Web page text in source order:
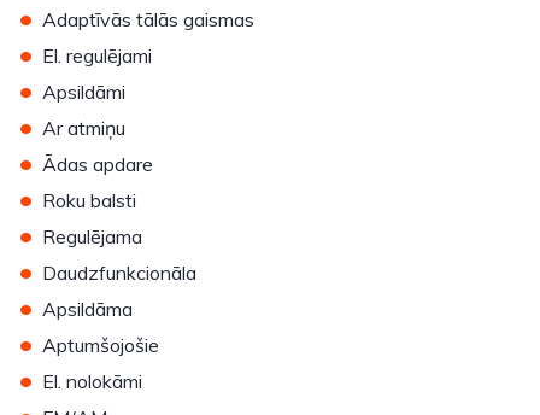
• Adaptīvās tālās gaismas
• El. regulējami
• Apsildāmi
• Ar atmiņu
• Ādas apdare
• Roku balsti
• Regulējama
• Daudzfunkcionāla
• Apsildāma
• Aptumšojošie
• El. nolokāmi